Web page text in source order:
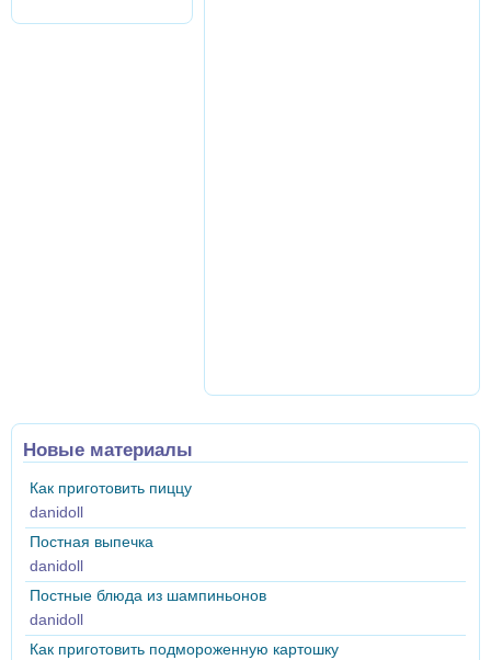
Новые материалы
Как приготовить пиццу
danidoll
Постная выпечка
danidoll
Постные блюда из шампиньонов
danidoll
Как приготовить подмороженную картошку